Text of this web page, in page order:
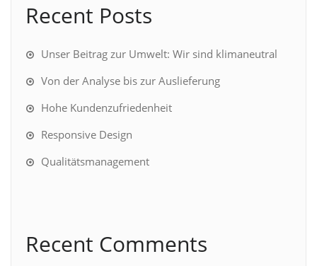
Recent Posts
Unser Beitrag zur Umwelt: Wir sind klimaneutral
Von der Analyse bis zur Auslieferung
Hohe Kundenzufriedenheit
Responsive Design
Qualitätsmanagement
Recent Comments